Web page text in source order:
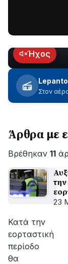
Κωτσανά
για
τα
μεγάλα
έργα
LIVEΉχος
Lepanto
Στον
Άρθρα με
Βρέθηκαν 11
την
23
Κατά την
εορταστική
περίοδο
θα